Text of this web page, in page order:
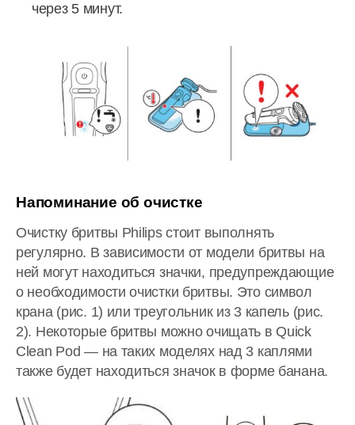
через 5 минут.
Напоминание об очистке
Очистку бритвы Philips стоит выполнять
регулярно. В зависимости от модели бритвы на
ней могут находиться значки, предупреждающие
о необходимости очистки бритвы. Это символ
крана (рис. 1) или треугольник из 3 капель (рис.
2). Некоторые бритвы можно очищать в Quick
Clean Pod — на таких моделях над 3 каплями
также будет находиться значок в форме банана.